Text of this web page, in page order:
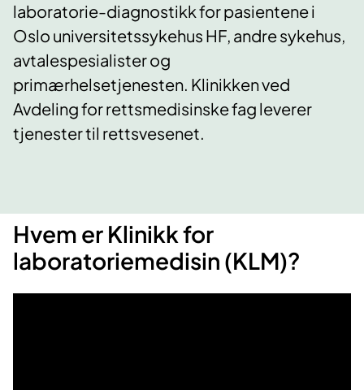
laboratorie-diagnostikk for pasientene i
Oslo universitetssykehus HF, andre sykehus,
avtalespesialister og
primærhelsetjenesten. Klinikken ved
Avdeling for rettsmedisinske fag leverer
tjenester til rettsvesenet.
Hvem er Klinikk for
laboratoriemedisin (KLM)?